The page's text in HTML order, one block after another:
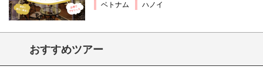
ベトナム ハノイ
おすすめツアー